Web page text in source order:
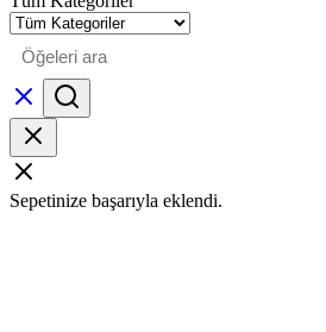
Sepetinize başarıyla eklendi.